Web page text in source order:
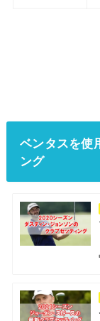
ベンタスを使
ング